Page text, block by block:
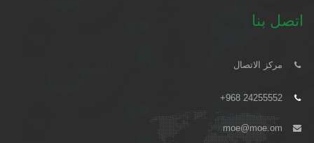
اتصل بنا
مركز الاتصال
+968 24255552
moe@moe.om